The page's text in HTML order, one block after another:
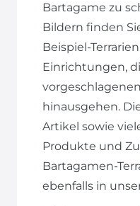
Bartagame zu
Bildern finden
Beispiel-
Einrichtungen,
hinausgehen.
Artikel sowie
Produkte und
Bartagamen-
ebenfalls in